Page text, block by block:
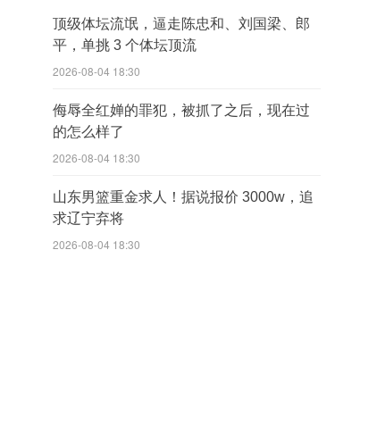
顶级体坛流氓，逼走陈忠和、刘国梁、郎
平，单挑 3 个体坛顶流
2026-08-04 18:30
侮辱全红婵的罪犯，被抓了之后，现在过
的怎么样了
2026-08-04 18:30
山东男篮重金求人！据说报价 3000w，追
求辽宁弃将
2026-08-04 18:30